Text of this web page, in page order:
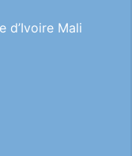
d’Ivoire Mali